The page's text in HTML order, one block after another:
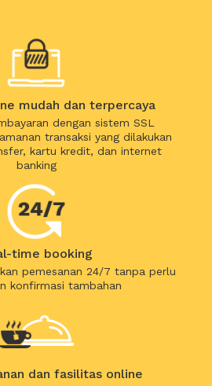
mudah dan terpercaya
dengan sistem SSL
transaksi yang dilakukan
kartu kredit, dan internet
banking
time booking
pemesanan 24/7 tanpa perlu
konfirmasi tambahan
dan fasilitas online